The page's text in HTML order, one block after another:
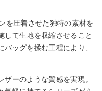
を圧着させた独特の素材を
して生地を収縮させること
ッグを揉む工程により、
ーのような質感を実現。